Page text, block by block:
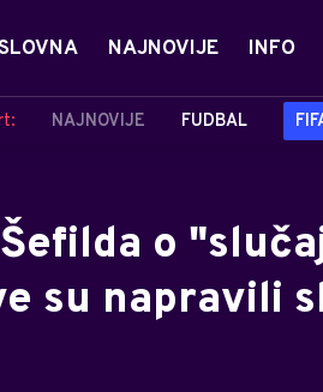
NAJNOVIJE INFO
NAJNOVIJE FUDBAL
o
su napravili